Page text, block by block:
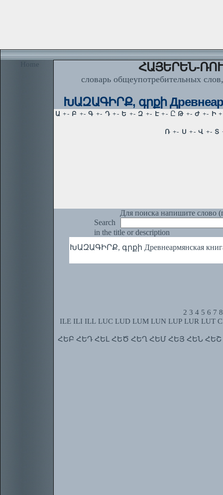
Home ՀԱՅԵՐԵՆ-
словарь общеупотребительных
ԽԱԶԱԳԻՐՔ, գրքի
Для поиска напишите слово
Search
in the title or description
ԽԱԶԱԳԻՐՔ, գրքի Древнеармянская книга
2 3 4 5 6 7 8
ILE ILI ILL LUC LUD LUM LUN LUP LUR LUT
ՀԵԲ ՀԵԴ ՀԵԼ ՀԵԾ ՀԵՂ ՀԵՄ ՀԵՅ ՀԵՆ ՀԵՇ